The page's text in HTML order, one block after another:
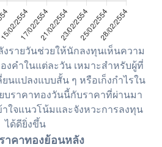
รายวันช่วยให้นักลงทุนเห็นความ
งคำในแต่ละวัน เหมาะสำหรับผู้ที่
นแปลงแบบสั้น ๆ หรือเก็งกำไรใน
บราคาทองวันนี้กับราคาที่ผ่านมา
าใจแนวโน้มและจังหวะการลงทุน
ได้ดียิ่งขึ้น
าคาทองย้อนหลัง